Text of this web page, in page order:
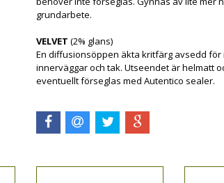
grundarbete.
VELVET (2% glans)
En diffusionsöppen äkta kritfärg avsedd för
innerväggar och tak. Utseendet är helmatt
eventuellt förseglas med Autentico sealer.